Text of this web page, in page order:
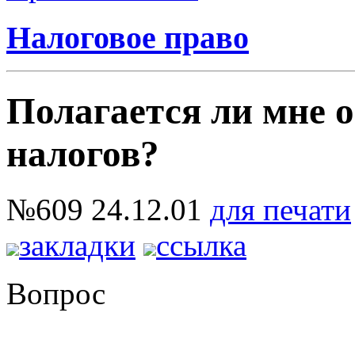
Налоговое право
Полагается ли мне
налогов?
№609 24.12.01 для печати
закладки
ссылка
Вопрос